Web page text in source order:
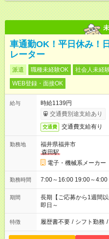
車通勤OK！平日休み！
レーター
派遣 職種未経験OK 社会人未経
WEB登録・面接OK
給与
時給1139円
交通費別途支給あり
交通費 交通費支給有り
勤務地
福井県福井市
森田駅
電子・機械系メーカー
勤務時間
期間
長期【ご応募から1週間
即日～
特徴 履歴書不要 / シフト勤務 /